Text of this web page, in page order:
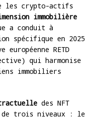
les crypto-actifs
immobilière
a conduit à
spécifique en 2025
RETD
qui harmonise
immobiliers
des NFT
de trois niveaux : le